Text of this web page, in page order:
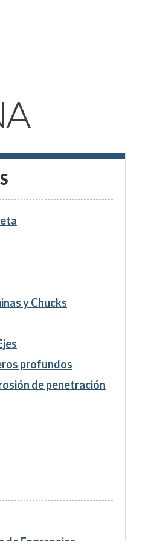
y Chucks
profundos
de penetración